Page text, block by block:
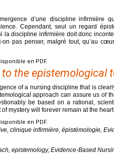
d’une discipline infirmière
Cependant, seul un regard
la discipline infirmière doit donc
pas penser, malgré tout, qu’au
en PDF.
the epistemological
of a nursing discipline that is
approach can assure us of
be based on a rational,
mystery will forever remain at the
en PDF.
clinique infirmière, épistémologie,
epistemology, Evidence-Based